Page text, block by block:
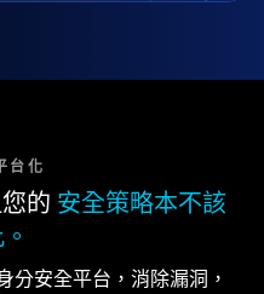
台化
的 安全策略本不該
分安全平台，消除漏洞，